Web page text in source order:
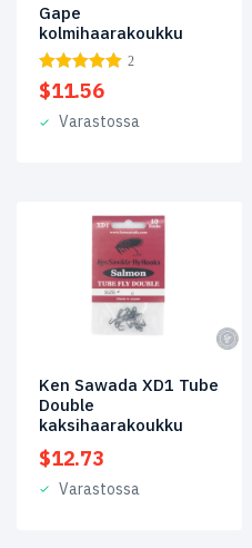
Gape
kolmihaarakoukku
2
$11.56
Varastossa
Ken Sawada XD1 Tube
Double
kaksihaarakoukku
$12.73
Varastossa